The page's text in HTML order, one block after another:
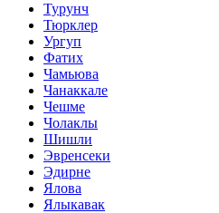
Турунч
Тюрклер
Ургуп
Фатих
Чамьюва
Чанаккале
Чешме
Чолаклы
Шишли
Эвренсеки
Эдирне
Ялова
Ялыкавак